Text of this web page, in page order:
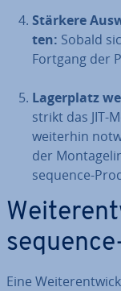
Stärkere
ten: Sobald
Fortgang der
La­ger­platz
strikt das JIT-
weiterhin
der
sequence-
Eine